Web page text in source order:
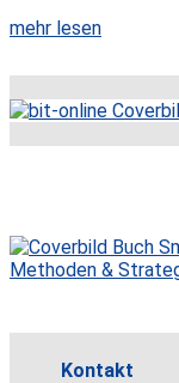
mehr lesen
Kontakt